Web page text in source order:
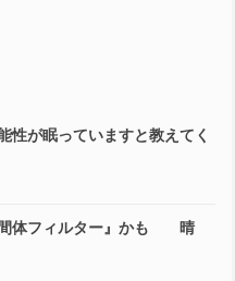
性が眠っていますと教えてく
間体フィルター』かも 晴